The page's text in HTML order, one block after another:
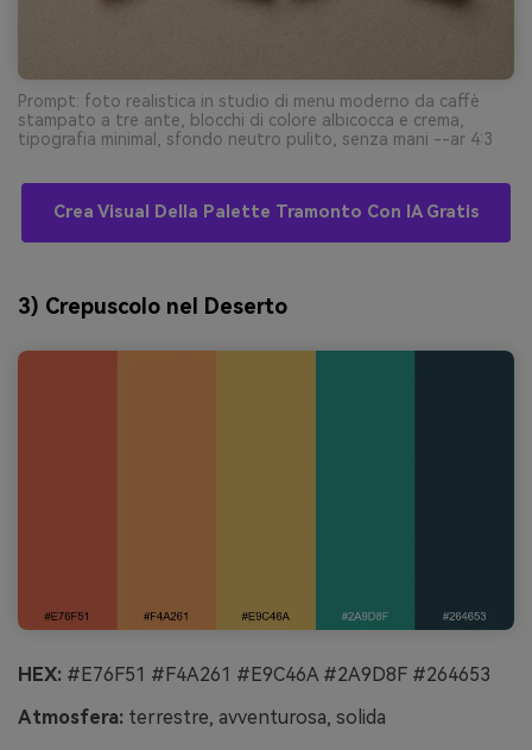
Prompt: foto realistica in studio di menu moderno da caffè
stampato a tre ante, blocchi di colore albicocca e crema,
tipografia minimal, sfondo neutro pulito, senza mani --ar 4:3
Crea Visual Della Palette Tramonto Con IA Gratis
3) Crepuscolo nel Deserto
HEX: #E76F51 #F4A261 #E9C46A #2A9D8F #264653
Atmosfera: terrestre, avventurosa, solida